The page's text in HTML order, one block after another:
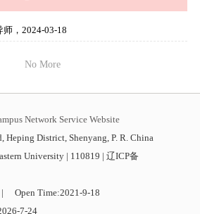
，2024-03-18
No More
Network Service Website
Heping District, Shenyang, P. R. China
University | 110819 | 辽ICP备
| Open Time:2021-9-18
-7-24